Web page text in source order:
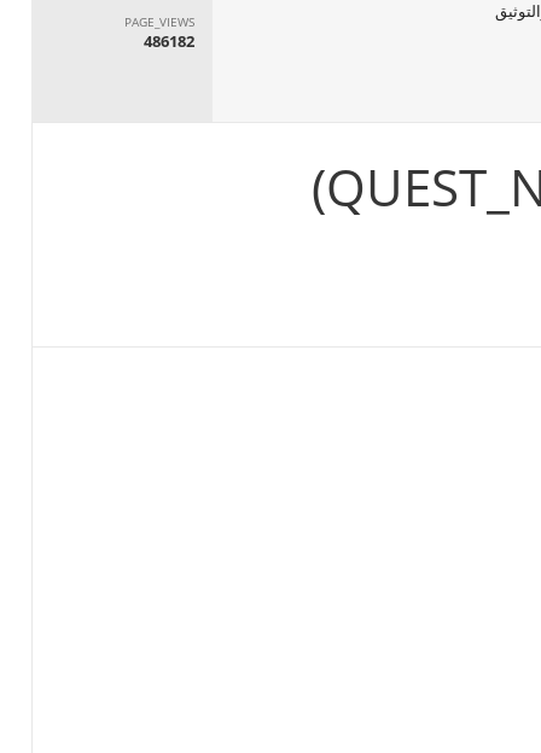
PAGE_VIEWS
486182